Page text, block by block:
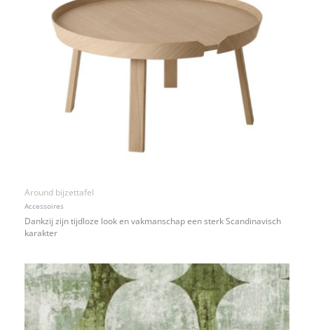
Around bijzettafel
Accessoires
Dankzij zijn tijdloze look en vakmanschap een sterk Scandinavisch
karakter